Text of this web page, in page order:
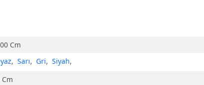
Cm
, Sarı, Gri, Siyah,
Cm